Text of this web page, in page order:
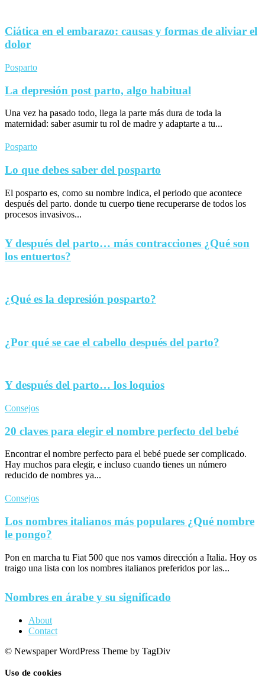
Ciática en el embarazo: causas y formas de aliviar el
dolor
Posparto
La depresión post parto, algo habitual
Una vez ha pasado todo, llega la parte más dura de toda la
maternidad: saber asumir tu rol de madre y adaptarte a tu...
Posparto
Lo que debes saber del posparto
El posparto es, como su nombre indica, el periodo que acontece
después del parto. donde tu cuerpo tiene recuperarse de todos los
procesos invasivos...
Y después del parto… más contracciones ¿Qué son
los entuertos?
¿Qué es la depresión posparto?
¿Por qué se cae el cabello después del parto?
Y después del parto… los loquios
Consejos
20 claves para elegir el nombre perfecto del bebé
Encontrar el nombre perfecto para el bebé puede ser complicado.
Hay muchos para elegir, e incluso cuando tienes un número
reducido de nombres ya...
Consejos
Los nombres italianos más populares ¿Qué nombre
le pongo?
Pon en marcha tu Fiat 500 que nos vamos dirección a Italia. Hoy os
traigo una lista con los nombres italianos preferidos por las...
Nombres en árabe y su significado
About
Contact
© Newspaper WordPress Theme by TagDiv
Uso de cookies